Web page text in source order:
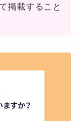
掲載すること